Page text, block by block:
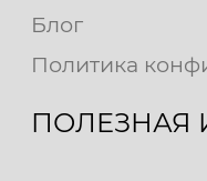
Блог
Политика